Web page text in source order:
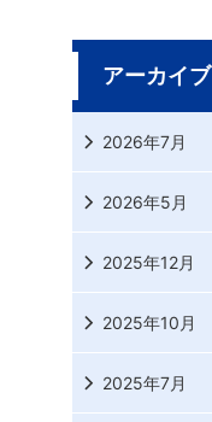
アーカイブ
2026年7月
2026年5月
2025年12月
2025年10月
2025年7月